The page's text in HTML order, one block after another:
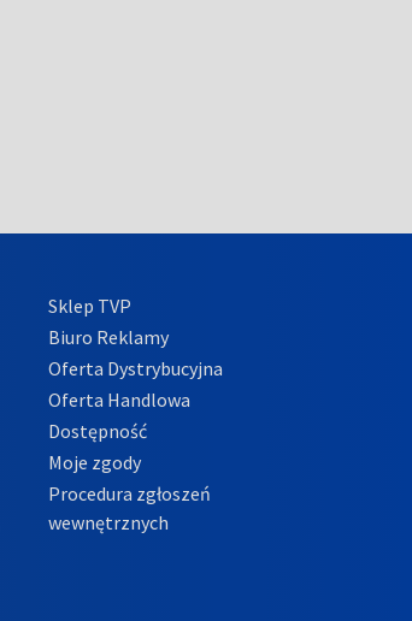
Sklep TVP
Biuro Reklamy
Oferta Dystrybucyjna
Oferta Handlowa
Dostępność
Moje zgody
Procedura zgłoszeń
wewnętrznych